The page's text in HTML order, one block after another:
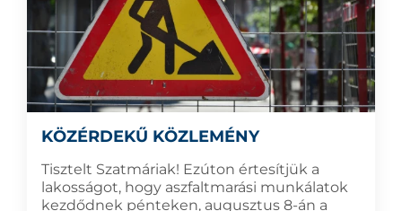
KÖZÉRDEKŰ KÖZLEMÉNY
Tisztelt Szatmáriak! Ezúton értesítjük a
lakosságot, hogy aszfaltmarási munkálatok
kezdődnek pénteken, augusztus 8-án a